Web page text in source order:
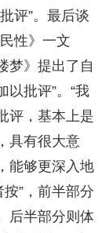
评”。最后谈
性》一文
梦》提出了自
以批评”。“我
评，基本上是
具有很大意
能够更深入地
”，前半部分
后半部分则体